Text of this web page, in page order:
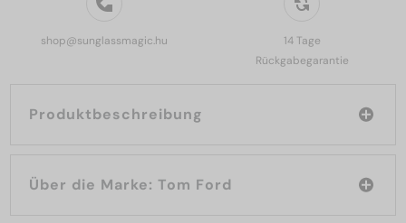
shop@sunglassmagic.hu
14 Tage
Rückgabegarantie
Produktbeschreibung
Über die Marke: Tom Ford